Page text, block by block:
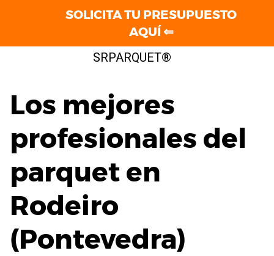
SRPARQUET®
Los mejores
profesionales del
parquet en
Rodeiro
(Pontevedra)
SOLICITA TU PRESUPUESTO
AQUÍ ⇐